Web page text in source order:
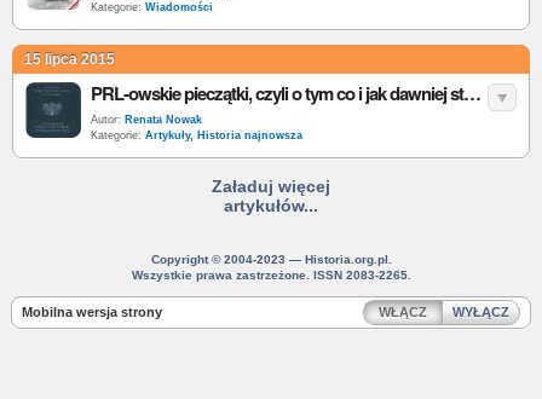
Kategorie: Wiadomości
15 lipca 2015
PRL-owskie pieczątki, czyli o tym co i jak dawniej stemplowano
Autor: Renata Nowak
Kategorie: Artykuły, Historia najnowsza
Załaduj więcej
artykułów...
Copyright © 2004-2023 — Historia.org.pl.
Wszystkie prawa zastrzeżone. ISSN 2083-2265.
Mobilna wersja strony WŁĄCZ WYŁĄCZ